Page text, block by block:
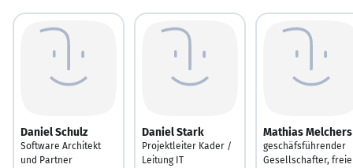
Daniel Schulz
Software Architekt
und Partner
Daniel Stark
Projektleiter Kader /
Leitung IT
Mathias Melchers
geschäfsführender
Gesellschafter,